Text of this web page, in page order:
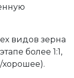
видов зерна
более 1:1,
хорошее).